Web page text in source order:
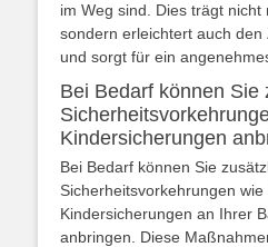
im Weg sind. Dies trägt nicht
sondern erleichtert auch den
und sorgt für ein
Bei Bedarf können Sie
Kindersicherungen
Bei Bedarf können Sie
Sicherheitsvorkehrungen
Kindersicherungen an Ihrer
anbringen. Diese